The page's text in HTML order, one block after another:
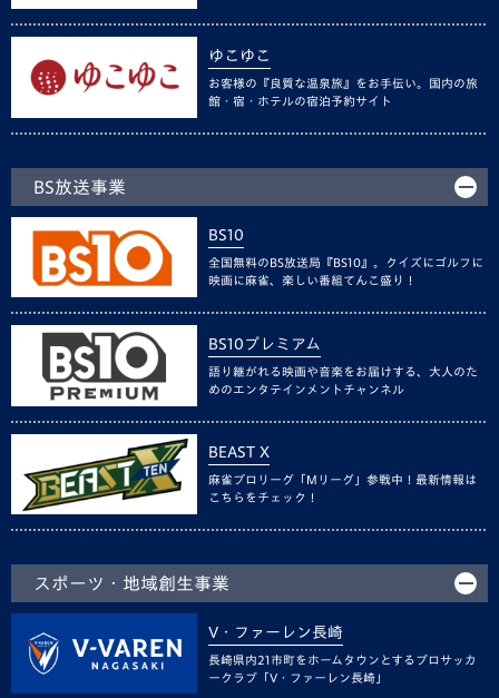
ゆこゆこ
お客様の『良質な温泉旅』をお手伝い。国内の旅
館・宿・ホテルの宿泊予約サイト
BS放送事業
BS10
全国無料のBS放送局『BS10』。クイズにゴルフに
映画に麻雀、楽しい番組てんこ盛り！
BS10プレミアム
語り継がれる映画や音楽をお届けする、大人のた
めのエンタテインメントチャンネル
BEAST X
麻雀プロリーグ「Mリーグ」参戦中！最新情報は
こちらをチェック！
スポーツ・地域創生事業
V・ファーレン長崎
長崎県内21市町をホームタウンとするプロサッカ
ークラブ「V・ファーレン長崎」